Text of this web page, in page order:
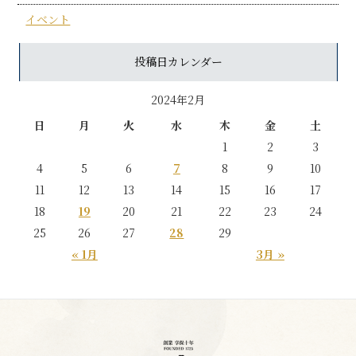
イベント
投稿日カレンダー
2024年2月
日
月 火 水 木 金 土
« 1月 3月 »
1 2
3
4
5 6 7 8 9
10
11
12 13 14 15 16
17
18
19 20 21 22 23
24
25
26 27 28 29